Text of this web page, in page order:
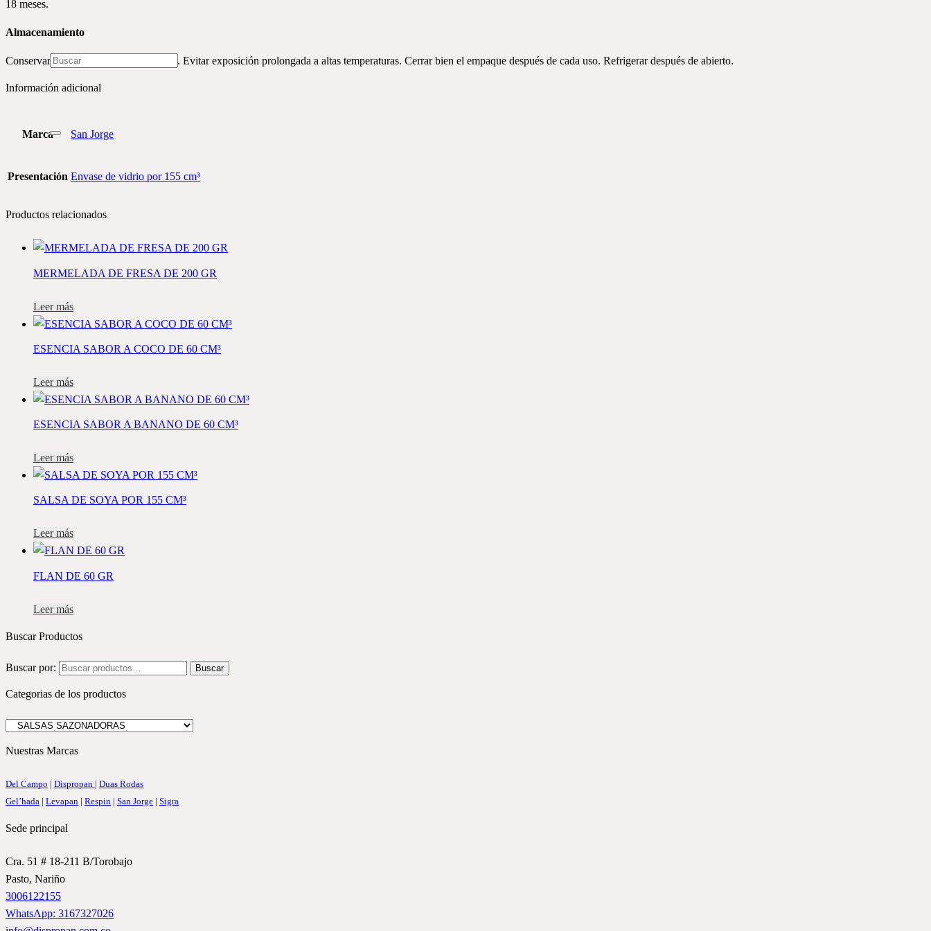
18 meses.
Almacenamiento
Conservar en sitio limpio, fresco y seco. Evitar exposición prolongada a altas temperaturas. Cerrar bien el empaque después de cada uso. Refrigerar después de abierto.
Información adicional
Marca San Jorge
Presentación Envase de vidrio por 155 cm³
Productos relacionados
MERMELADA DE FRESA DE 200 GR
Leer más
ESENCIA SABOR A COCO DE 60 CM³
Leer más
ESENCIA SABOR A BANANO DE 60 CM³
Leer más
SALSA DE SOYA POR 155 CM³
Leer más
FLAN DE 60 GR
Leer más
Buscar Productos
Buscar por: Buscar
Categorias de los productos
Nuestras Marcas
Del Campo | Dispropan | Duas Rodas
Gel’hada | Levapan | Respin | San Jorge | Sigra
Sede principal
Cra. 51 # 18-211 B/Torobajo
Pasto, Nariño
3006122155
WhatsApp: 3167327026